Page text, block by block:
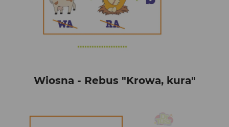
Wiosna - Rebus "Krowa, kura"